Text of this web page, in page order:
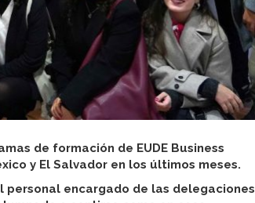
de formación de EUDE Business
y El Salvador en los últimos meses.
encargado de las delegaciones